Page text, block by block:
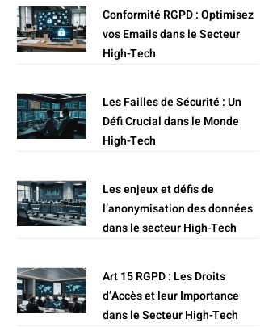
Conformité RGPD : Optimisez
vos Emails dans le Secteur
High-Tech
Les Failles de Sécurité : Un
Défi Crucial dans le Monde
High-Tech
Les enjeux et défis de
l’anonymisation des données
dans le secteur High-Tech
Art 15 RGPD : Les Droits
d’Accès et leur Importance
dans le Secteur High-Tech